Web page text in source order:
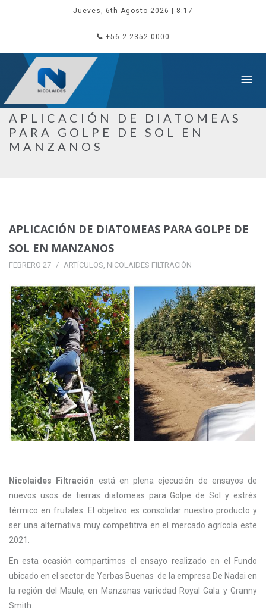
Jueves, 6th Agosto 2026 | 8:17
+56 2 2352 0000
APLICACIÓN DE DIATOMEAS
PARA GOLPE DE SOL EN
MANZANOS
APLICACIÓN DE DIATOMEAS PARA GOLPE DE
SOL EN MANZANOS
FEBRERO 27 ARTÍCULOS, NICOLAIDES FILTRACIÓN
Nicolaides Filtración está en plena ejecución de ensayos de
nuevos usos de tierras diatomeas para Golpe de Sol y estrés
térmico en frutales. El objetivo es consolidar nuestro producto y
ser una alternativa muy competitiva en el mercado agrícola este
2021.
En esta ocasión compartimos el ensayo realizado en el Fundo
ubicado en el sector de Yerbas Buenas de la empresa De Nadai en
la región del Maule, en Manzanas variedad Royal Gala y Granny
Smith.